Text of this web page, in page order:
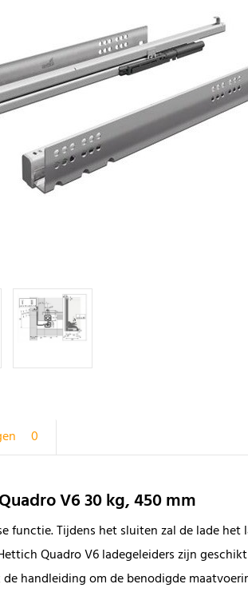
0
V6 30 kg, 450 mm
functie. Tijdens het sluiten zal de lade
Quadro V6 ladegeleiders zijn
handleiding om de benodigde